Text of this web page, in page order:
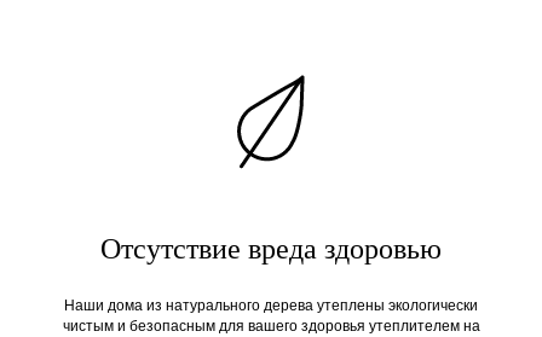
Отсутствие вреда здоровью
Наши дома из натурального дерева утеплены экологически
чистым и безопасным для вашего здоровья утеплителем на